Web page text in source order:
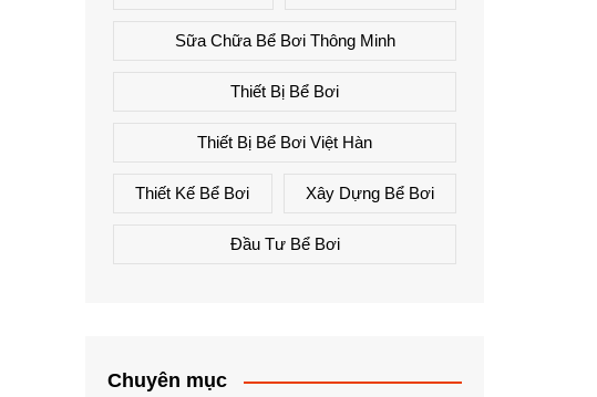
Sữa Chữa Bể Bơi Thông Minh
Thiết Bị Bể Bơi
Thiết Bị Bể Bơi Việt Hàn
Thiết Kế Bể Bơi Xây Dựng Bể Bơi
Đầu Tư Bể Bơi
Chuyên mục